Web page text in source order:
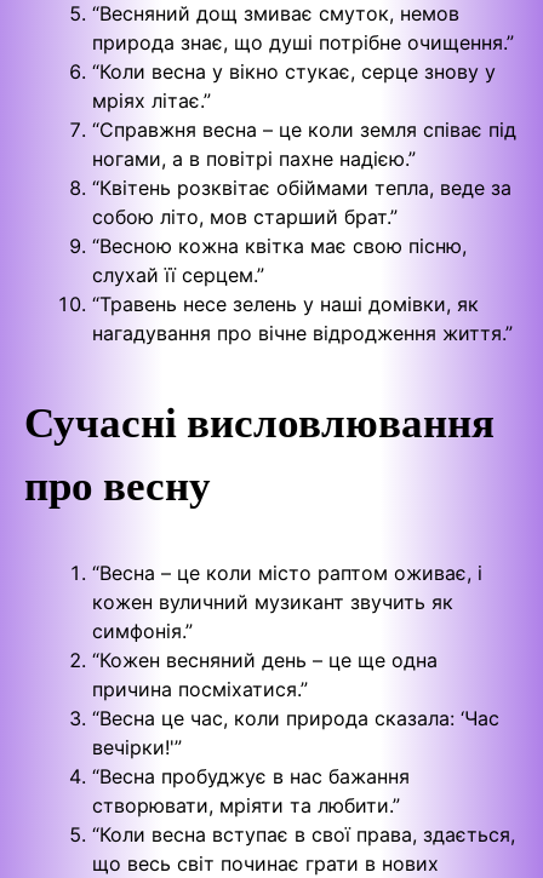
“Весняний дощ змиває смуток, немов
природа знає, що душі потрібне очищення.”
“Коли весна у вікно стукає, серце знову у
мріях літає.”
“Справжня весна – це коли земля співає під
ногами, а в повітрі пахне надією.”
“Квітень розквітає обіймами тепла, веде за
собою літо, мов старший брат.”
“Весною кожна квітка має свою пісню,
слухай її серцем.”
“Травень несе зелень у наші домівки, як
нагадування про вічне відродження життя.”
Сучасні висловлювання
про весну
“Весна – це коли місто раптом оживає, і
кожен вуличний музикант звучить як
симфонія.”
“Кожен весняний день – це ще одна
причина посміхатися.”
“Весна це час, коли природа сказала: ‘Час
вечірки!'”
“Весна пробуджує в нас бажання
створювати, мріяти та любити.”
“Коли весна вступає в свої права, здається,
що весь світ починає грати в нових